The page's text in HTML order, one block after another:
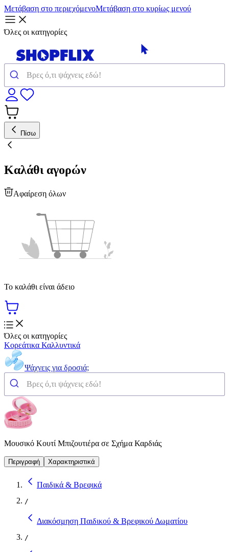
Μετάβαση στο περιεχόμενοΜετάβαση στο κυρίως μενού
Όλες οι κατηγορίες
Πίσω
Καλάθι αγορών
Αφαίρεση όλων
Το καλάθι είναι άδειο
Όλες οι κατηγορίες
Κορεάτικα Καλλυντικά
Ψάχνεις για δροσιά;
Μουσικό Κουτί Μπιζουτιέρα σε Σχήμα Καρδιάς
Περιγραφή Χαρακτηριστικά
Παιδικά & Βρεφικά
/
Διακόσμηση Παιδικού & Βρεφικού Δωματίου
/